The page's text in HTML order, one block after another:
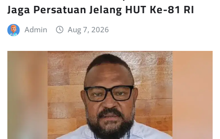
Jaga Persatuan Jelang HUT Ke-81 RI
Admin Aug 7, 2026